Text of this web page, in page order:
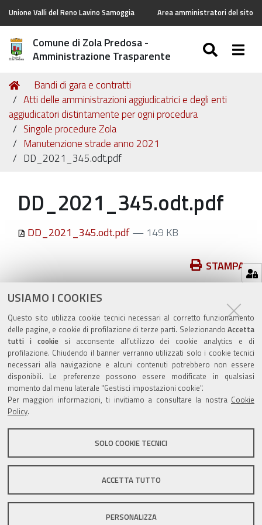
USIAMO I COOKIES
Questo sito utilizza cookie tecnici necessari al corretto funzionamento
delle pagine, e cookie di profilazione di terze parti. Selezionando Accetta
tutti i cookiesi acconsente all’utilizzo dei cookie analytics e di
profilazione. Chiudendo il banner verranno utilizzati solo i cookie tecnici
necessari alla navigazione e alcuni contenuti potrebbero non essere
disponibili. Le preferenze possono essere modificate in qualsiasi
momento dal menu laterale "Gestisci impostazioni cookie".
Per maggiori informazioni, ti invitiamo a consultare la nostra Cookie
Policy.
SOLO COOKIE TECNICI
ACCETTA TUTTO
PERSONALIZZA
Unione Valli del Reno Lavino Samoggia Area amministratori del sito
Comune di Zola Predosa -
Amministrazione Trasparente
Tu
sei
qui:
Home
Bandi di gara e contratti
Atti delle amministrazioni aggiudicatrici e degli enti
aggiudicatori distintamente per ogni procedura
Singole procedure Zola
Manutenzione strade anno 2021
DD_2021_345.odt.pdf
DD_2021_345.odt.pdf
DD_2021_345.odt.pdf— 149 KB
sul
documento
STAMPA
ultima modifica
Valuta questo sito
Sito istituzionale Comune di Zola Predosa
Privacy policy|DPO|Accessibilità